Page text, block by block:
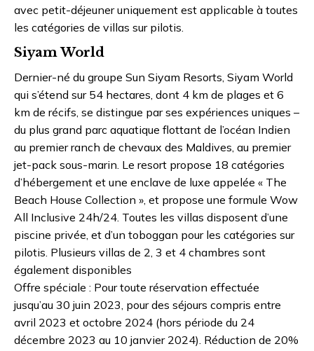
avec petit-déjeuner uniquement est applicable à toutes
les catégories de villas sur pilotis.
Siyam World
Dernier-né du groupe Sun Siyam Resorts, Siyam World
qui s’étend sur 54 hectares, dont 4 km de plages et 6
km de récifs, se distingue par ses expériences uniques –
du plus grand parc aquatique flottant de l’océan Indien
au premier ranch de chevaux des Maldives, au premier
jet-pack sous-marin. Le resort propose 18 catégories
d’hébergement et une enclave de luxe appelée « The
Beach House Collection », et propose une formule Wow
All Inclusive 24h/24. Toutes les villas disposent d’une
piscine privée, et d’un toboggan pour les catégories sur
pilotis. Plusieurs villas de 2, 3 et 4 chambres sont
également disponibles
Offre spéciale : Pour toute réservation effectuée
jusqu’au 30 juin 2023, pour des séjours compris entre
avril 2023 et octobre 2024 (hors période du 24
décembre 2023 au 10 janvier 2024). Réduction de 20%